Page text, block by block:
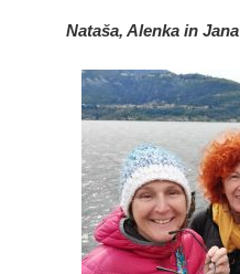
Nataša, Alenka in Jana